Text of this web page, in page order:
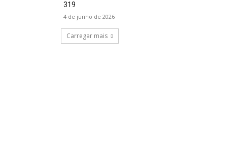
319
4 de junho de 2026
Carregar mais